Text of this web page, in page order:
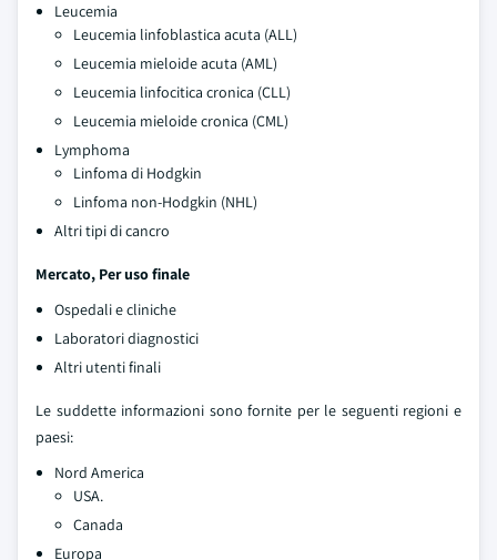
Leucemia
Leucemia linfoblastica acuta (ALL)
Leucemia mieloide acuta (AML)
Leucemia linfocitica cronica (CLL)
Leucemia mieloide cronica (CML)
Lymphoma
Linfoma di Hodgkin
Linfoma non-Hodgkin (NHL)
Altri tipi di cancro
Mercato, Per uso finale
Ospedali e cliniche
Laboratori diagnostici
Altri utenti finali
Le suddette informazioni sono fornite per le seguenti regioni e
paesi:
Nord America
USA.
Canada
Europa